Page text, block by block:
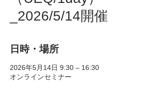
_2026/5/14開催
日時・場所
2026年5月14日 9:30 – 16:30
オンラインセミナー